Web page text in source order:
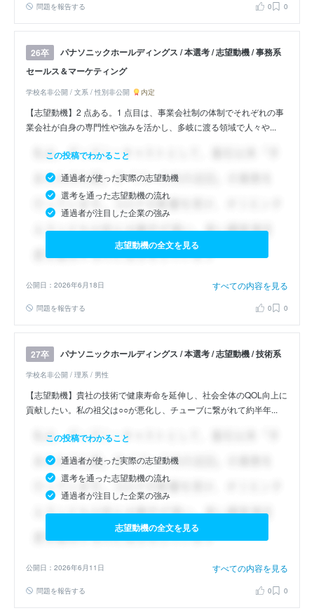
問題を報告する 0 0
26卒
パナソニックホールディングス / 本選考 / 志望動機 / 事務系
セールス＆マーケティング
学校名非公開 / 文系 / 性別非公開 内定
【志望動機】2 点ある。1 点目は、事業会社制の体制でそれぞれの事
業会社が自身の専門性や強みを活かし、多岐に渡る領域で人々や...
この投稿でわかること
通過者が使った実際の志望動機
選考を通った志望動機の流れ
通過者が注目した企業の強み
志望動機の全文を見る
公開日：2026年6月18日 すべての内容を見る
問題を報告する 0 0
27卒 パナソニックホールディングス / 本選考 / 志望動機 / 技術系
学校名非公開 / 理系 / 男性
【志望動機】貴社の技術で健康寿命を延伸し、社会全体のQOL向上に
貢献したい。私の祖父は○○が悪化し、チューブに繋がれて約半年...
この投稿でわかること
通過者が使った実際の志望動機
選考を通った志望動機の流れ
通過者が注目した企業の強み
志望動機の全文を見る
公開日：2026年6月11日 すべての内容を見る
問題を報告する 0 0